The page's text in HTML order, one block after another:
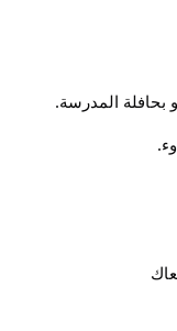
بحافلة المدرسة.